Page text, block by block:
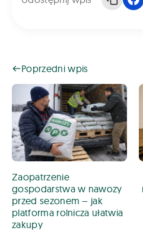
Poprzedni wpis
Zaopatrzenie
gospodarstwa w nawozy
przed sezonem – jak
platforma rolnicza ułatwia
zakupy